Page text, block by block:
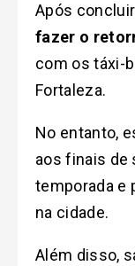
Após
fazer o
com os táxi-
Fortaleza.
No entanto,
aos finais de
temporada e
na cidade.
Além disso,